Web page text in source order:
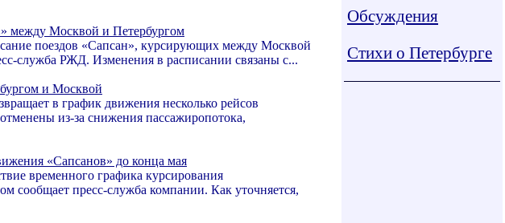
Обсуждения
Стихи о Петербурге
между Москвой и Петербургом
поездов «Сапсан», курсирующих между Москвой
служба РЖД. Изменения в расписании связаны с...
и Москвой
в график движения несколько рейсов
из-за снижения пассажиропотока,
«Сапсанов» до конца мая
временного графика курсирования
сообщает пресс-служба компании. Как уточняется,